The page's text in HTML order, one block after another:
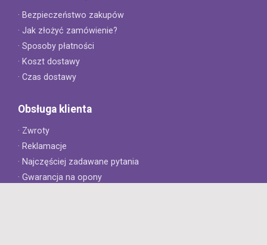
· Bezpieczeństwo zakupów
· Jak złożyć zamówienie?
· Sposoby płatności
· Koszt dostawy
· Czas dostawy
Obsługa klienta
· Zwroty
· Reklamacje
· Najczęściej zadawane pytania
· Gwarancja na opony